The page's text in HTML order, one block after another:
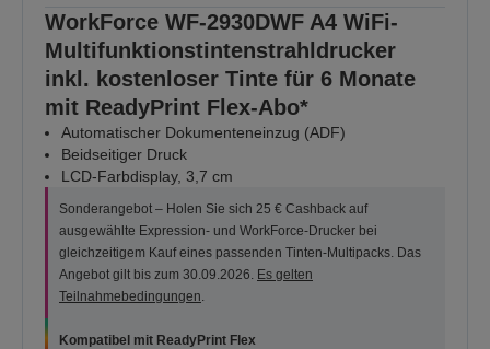
WorkForce WF-2930DWF A4 WiFi-
Multifunktionstintenstrahldrucker
inkl. kostenloser Tinte für 6 Monate
mit ReadyPrint Flex-Abo*
Automatischer Dokumenteneinzug (ADF)
Beidseitiger Druck
LCD-Farbdisplay, 3,7 cm
Sonderangebot – Holen Sie sich 25 € Cashback auf
ausgewählte Expression- und WorkForce-Drucker bei
gleichzeitigem Kauf eines passenden Tinten-Multipacks. Das
Angebot gilt bis zum 30.09.2026. Es gelten
Teilnahmebedingungen
Kompatibel mit ReadyPrint Flex